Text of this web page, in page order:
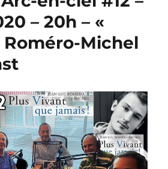
– 20h – «
Roméro-Michel